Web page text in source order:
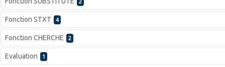
2
Fonction STXT 4
Fonction CHERCHE 2
Evaluation 1